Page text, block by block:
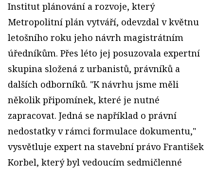
Institut plánování a rozvoje, který
Metropolitní plán vytváří, odevzdal v květnu
letošního roku jeho návrh magistrátním
úředníkům. Přes léto jej posuzovala expertní
skupina složená z urbanistů, právníků a
dalších odborníků. "K návrhu jsme měli
několik připomínek, které je nutné
zapracovat. Jedná se například o právní
nedostatky v rámci formulace dokumentu,"
vysvětluje expert na stavební právo František
Korbel, který byl vedoucím sedmičlenné